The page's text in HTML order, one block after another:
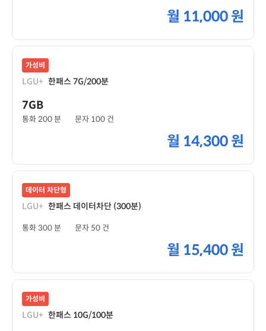
월 11,000 원
가성비
LGU+ 한패스 7G/200분
7GB
통화 200 분 문자 100 건
월 14,300 원
데이터 차단형
LGU+ 한패스 데이터차단 (300분)
통화 300 분 문자 50 건
월 15,400 원
가성비
LGU+ 한패스 10G/100분